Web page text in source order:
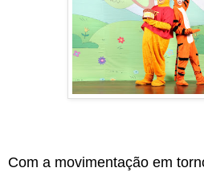
Com a movimentação em